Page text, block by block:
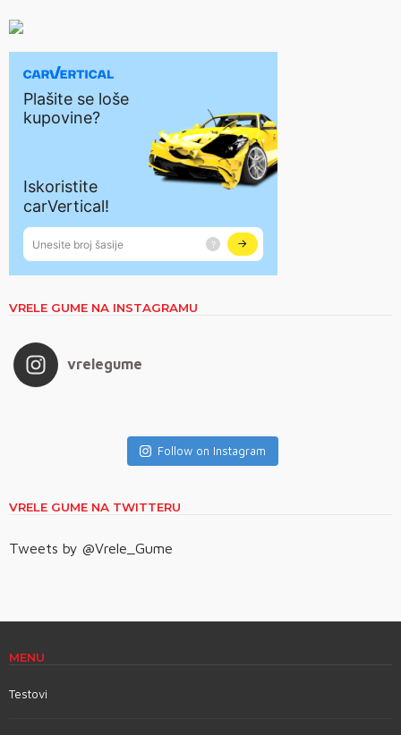
VRELE GUME NA INSTAGRAMU
vrelegume
Follow on Instagram
VRELE GUME NA TWITTERU
Tweets by @Vrele_Gume
MENU
Testovi